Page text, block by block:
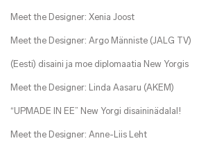
Meet the Designer: Xenia Joost
Meet the Designer: Argo Männiste (JALG TV)
(Eesti) disaini ja moe diplomaatia New Yorgis
Meet the Designer: Linda Aasaru (AKEM)
“UPMADE IN EE” New Yorgi disaininädalal!
Meet the Designer: Anne-Liis Leht